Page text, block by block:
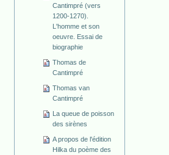
Cantimpré (vers
1200-1270).
L'homme et son
oeuvre. Essai de
biographie
Thomas de
Cantimpré
Thomas van
Cantimpré
La queue de poisson
des sirènes
A propos de l'édition
Hilka du poème des